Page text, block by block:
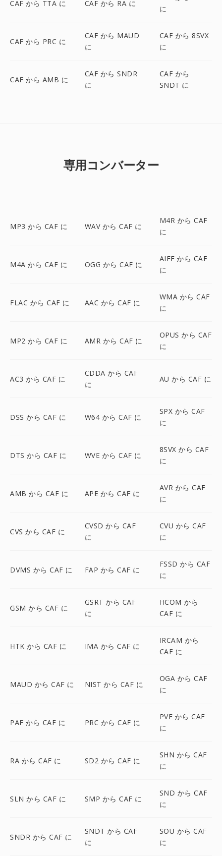
CAF から TTA に CAF から RA に
に
CAF から PRC に
CAF から MAUD
に
CAF から 8SVX
に
CAF から AMB に
CAF から SNDR
に
CAF から
SNDT に
専用コンバーター
MP3 から CAF に WAV から CAF に
M4R から CAF
に
M4A から CAF に OGG から CAF に
AIFF から CAF
に
FLAC から CAF に AAC から CAF に
WMA から CAF
に
MP2 から CAF に AMR から CAF に
OPUS から CAF
に
AC3 から CAF に
CDDA から CAF
に
AU から CAF に
DSS から CAF に W64 から CAF に
SPX から CAF
に
DTS から CAF に WVE から CAF に
8SVX から CAF
に
AMB から CAF に APE から CAF に
AVR から CAF
に
CVS から CAF に
CVSD から CAF
に
CVU から CAF
に
DVMS から CAF に FAP から CAF に
FSSD から CAF
に
GSM から CAF に
GSRT から CAF
に
HCOM から
CAF に
HTK から CAF に IMA から CAF に
IRCAM から
CAF に
MAUD から CAF に NIST から CAF に
OGA から CAF
に
PAF から CAF に PRC から CAF に
PVF から CAF
に
RA から CAF に SD2 から CAF に
SHN から CAF
に
SLN から CAF に SMP から CAF に
SND から CAF
に
SNDR から CAF に
SNDT から CAF
に
SOU から CAF
に